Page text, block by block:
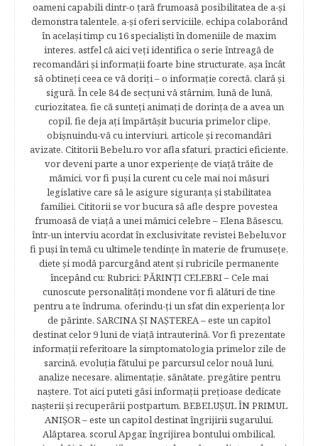
oameni capabili dintr-o ţară frumoasă posibilitatea de a-şi
demonstra talentele, a-şi oferi serviciile, echipa colaborând
în acelaşi timp cu 16 specialişti în domeniile de maxim
interes, astfel că aici veţi identifica o serie întreagă de
recomandări şi informaţii foarte bine structurate, aşa încât
să obtineţi ceea ce vă doriţi – o informaţie corectă, clară şi
sigură. În cele 84 de secțuni vă stârnim, lună de lună,
curiozitatea, fie că sunteţi animaţi de dorinţa de a avea un
copil, fie deja aţi împărtăşit bucuria primelor clipe,
obişnuindu-vă cu interviuri, articole şi recomandări
avizate. Cititorii Bebelu.ro vor afla sfaturi, practici eficiente,
vor deveni parte a unor experienţe de viaţă trăite de
mămici, vor fi puşi la curent cu cele mai noi măsuri
legislative care să le asigure siguranţa şi stabilitatea
familiei. Cititorii se vor bucura să afle despre povestea
frumoasă de viață a unei mămici celebre – Elena Băsescu,
într-un interviu acordat în exclusivitate revistei Bebelu,vor
fi puşi în temă cu ultimele tendinţe în materie de frumuseţe,
diete şi modă parcurgând atent şi rubricile permanente
începând cu: Rubrici: PĂRINŢI CELEBRI – Cele mai
cunoscute personalităţi mondene vor fi alături de tine
pentru a te îndruma, oferindu-ţi un sfat din experienţa lor
de părinte. SARCINA ŞI NAŞTEREA – este un capitol
destinat celor 9 luni de viaţă intrauterină. Vor fi prezentate
informaţii referitoare la simptomatologia primelor zile de
sarcină, evoluţia fătului pe parcursul celor nouă luni,
analize necesare, alimentaţie, sănătate, pregătire pentru
naştere. Tot aici puteti găsi informaţii preţioase dedicate
naşterii şi recuperării postpartum. BEBELUŞUL ÎN PRIMUL
ANIŞOR – este un capitol destinat îngrijirii sugarului.
Alăptarea, scorul Apgar, îngrijirea bontului ombilical,